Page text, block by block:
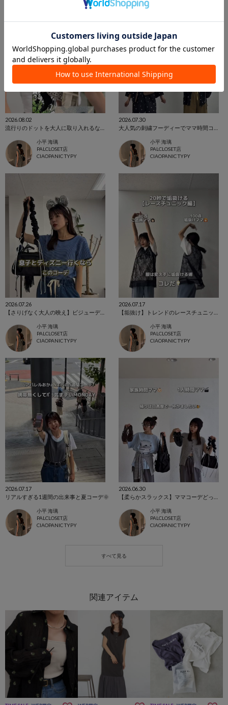
2026.08.02
小平 海璃
PALCLOSET店
CIAOPANIC TYPY
2026.07.30
小平 海璃
PALCLOSET店
CIAOPANIC TYPY
2026.07.26
小平 海璃
PALCLOSET店
CIAOPANIC TYPY
2026.07.17
小平 海璃
PALCLOSET店
CIAOPANIC TYPY
2026.07.17
リアルすぎる1週間の出来事と夏コーデ🌞
小平 海璃
PALCLOSET店
CIAOPANIC TYPY
2026.06.30
小平 海璃
PALCLOSET店
CIAOPANIC TYPY